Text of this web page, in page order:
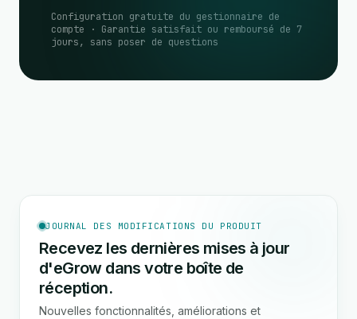
Configuration gratuite du gestionnaire de
compte · Garantie satisfait ou remboursé de 7
jours, sans poser de questions
JOURNAL DES MODIFICATIONS DU PRODUIT
Recevez les dernières mises à jour
d'eGrow dans votre boîte de
réception.
Nouvelles fonctionnalités, améliorations et